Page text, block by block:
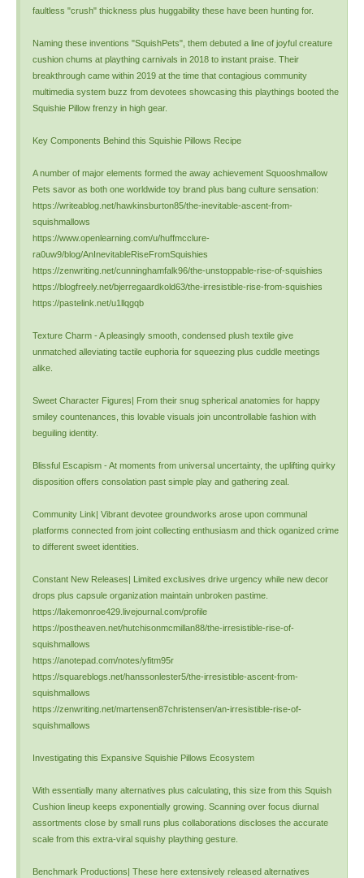
faultless "crush" thickness plus huggability these have been hunting for.
Naming these inventions "SquishPets", them debuted a line of joyful creature
cushion chums at plaything carnivals in 2018 to instant praise. Their
breakthrough came within 2019 at the time that contagious community
multimedia system buzz from devotees showcasing this playthings booted the
Squishie Pillow frenzy in high gear.
Key Components Behind this Squishie Pillows Recipe
A number of major elements formed the away achievement Squooshmallow
Pets savor as both one worldwide toy brand plus bang culture sensation:
https://writeablog.net/hawkinsburton85/the-inevitable-ascent-from-
squishmallows
https://www.openlearning.com/u/huffmcclure-
ra0uw9/blog/AnInevitableRiseFromSquishies
https://zenwriting.net/cunninghamfalk96/the-unstoppable-rise-of-squishies
https://blogfreely.net/bjerregaardkold63/the-irresistible-rise-from-squishies
https://pastelink.net/u1llqgqb
Texture Charm - A pleasingly smooth, condensed plush textile give
unmatched alleviating tactile euphoria for squeezing plus cuddle meetings
alike.
Sweet Character Figures| From their snug spherical anatomies for happy
smiley countenances, this lovable visuals join uncontrollable fashion with
beguiling identity.
Blissful Escapism - At moments from universal uncertainty, the uplifting quirky
disposition offers consolation past simple play and gathering zeal.
Community Link| Vibrant devotee groundworks arose upon communal
platforms connected from joint collecting enthusiasm and thick oganized crime
to different sweet identities.
Constant New Releases| Limited exclusives drive urgency while new decor
drops plus capsule organization maintain unbroken pastime.
https://lakemonroe429.livejournal.com/profile
https://postheaven.net/hutchisonmcmillan88/the-irresistible-rise-of-
squishmallows
https://anotepad.com/notes/yfitm95r
https://squareblogs.net/hanssonlester5/the-irresistible-ascent-from-
squishmallows
https://zenwriting.net/martensen87christensen/an-irresistible-rise-of-
squishmallows
Investigating this Expansive Squishie Pillows Ecosystem
With essentially many alternatives plus calculating, this size from this Squish
Cushion lineup keeps exponentially growing. Scanning over focus diurnal
assortments close by small runs plus collaborations discloses the accurate
scale from this extra-viral squishy plaything gesture.
Benchmark Productions| These here extensively released alternatives